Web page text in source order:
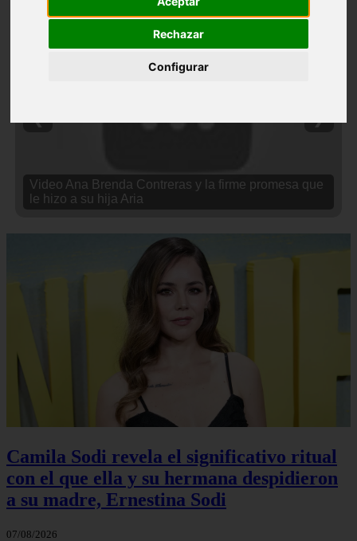
Rechazar
Configurar
Video Ana Brenda Contreras y la firme promesa que
le hizo a su hija Aria
Camila Sodi revela el significativo ritual
con el que ella y su hermana despidieron
a su madre, Ernestina Sodi
07/08/2026